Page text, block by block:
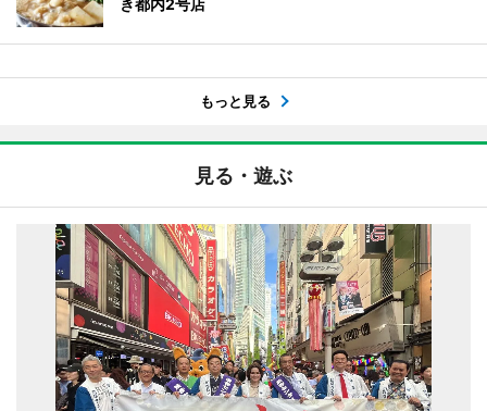
き都内2号店
もっと見る
見る・遊ぶ